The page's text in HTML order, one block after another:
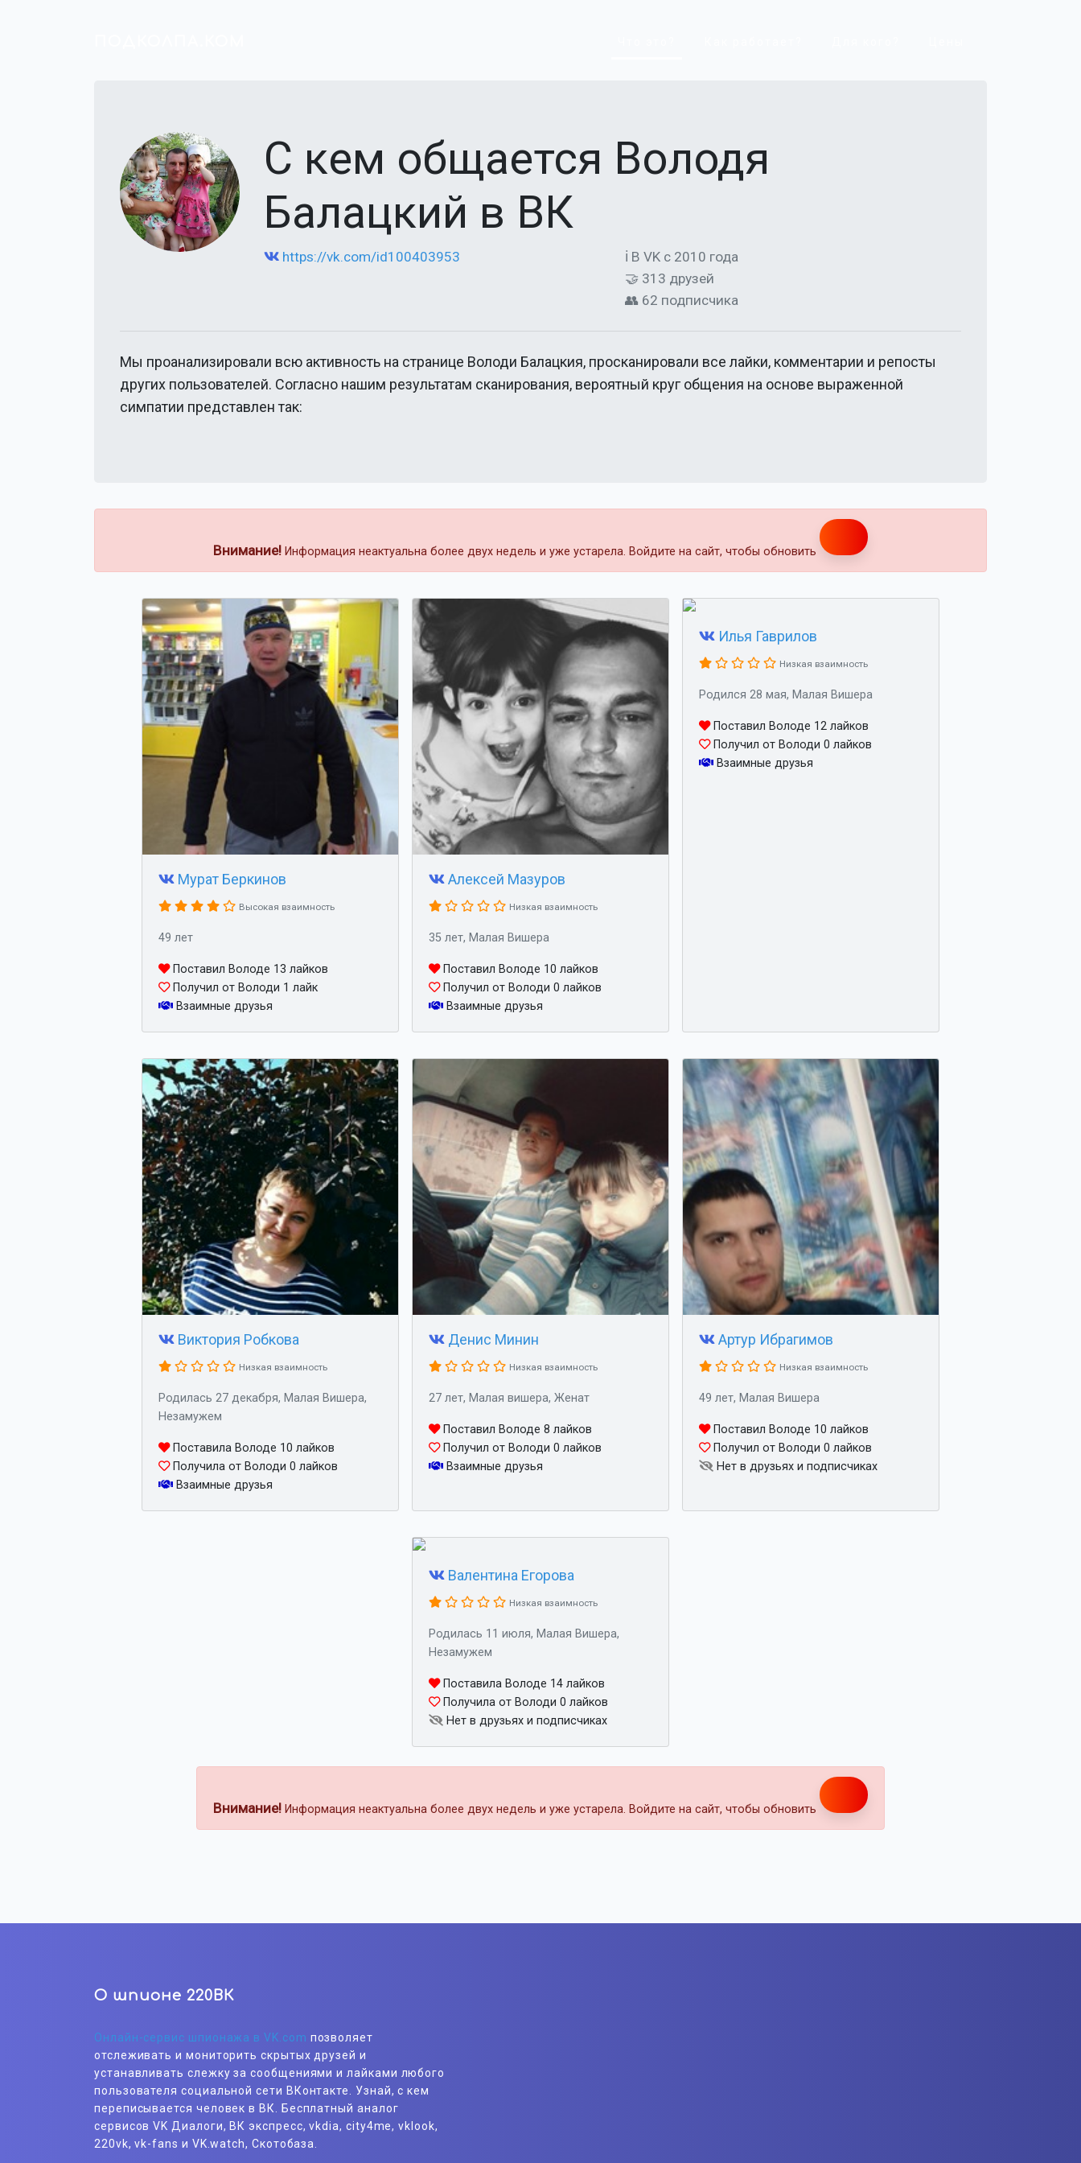
С кем общается Володя
Балацкий в ВК
https://vk.com/id100403953
ℹ В VK с 2010 года
🤝 313 друзей
👥 62 подписчика
Мы проанализировали всю активность на странице Володи Балацкия, просканировали все лайки, комментарии и репосты
других пользователей. Согласно нашим результатам сканирования, вероятный круг общения на основе выраженной
симпатии представлен так:
Внимание! Информация неактуальна более двух недель и уже устарела. Войдите на сайт, чтобы обновить
Мурат Беркинов
Высокая взаимность
49 лет
Поставил Володе 13 лайков
Получил от Володи 1 лайк
Взаимные друзья
Алексей Мазуров
Низкая взаимность
35 лет, Малая Вишера
Поставил Володе 10 лайков
Получил от Володи 0 лайков
Взаимные друзья
Илья Гаврилов
Низкая взаимность
Родился 28 мая, Малая Вишера
Поставил Володе 12 лайков
Получил от Володи 0 лайков
Взаимные друзья
Виктория Робкова
Низкая взаимность
Родилась 27 декабря, Малая Вишера,
Незамужем
Поставила Володе 10 лайков
Получила от Володи 0 лайков
Взаимные друзья
Денис Минин
Низкая взаимность
27 лет, Малая вишера, Женат
Поставил Володе 8 лайков
Получил от Володи 0 лайков
Взаимные друзья
Артур Ибрагимов
Низкая взаимность
49 лет, Малая Вишера
Поставил Володе 10 лайков
Получил от Володи 0 лайков
Нет в друзьях и подписчиках
Валентина Егорова
Низкая взаимность
Родилась 11 июля, Малая Вишера,
Незамужем
Поставила Володе 14 лайков
Получила от Володи 0 лайков
Нет в друзьях и подписчиках
Внимание! Информация неактуальна более двух недель и уже устарела. Войдите на сайт, чтобы обновить
О шпионе 220ВК
Онлайн-сервис шпионажа в VK.com позволяет
отслеживать и мониторить скрытых друзей и
устанавливать слежку за сообщениями и лайками любого
пользователя социальной сети ВКонтакте. Узнай, с кем
переписывается человек в ВК. Бесплатный аналог
сервисов VK Диалоги, ВК экспресс, vkdia, city4me, vklook,
220vk, vk-fans и VK.watch, Скотобаза.